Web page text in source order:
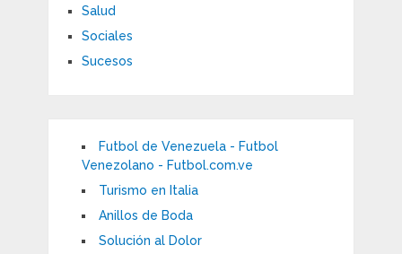
Salud
Sociales
Sucesos
Futbol de Venezuela - Futbol
Venezolano - Futbol.com.ve
Turismo en Italia
Anillos de Boda
Solución al Dolor